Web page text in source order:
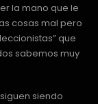
la mano que le
cosas mal pero
que
sabemos muy
siendo